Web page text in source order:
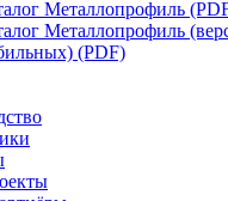
Металлопрофиль
Металлопрофиль
(PDF)